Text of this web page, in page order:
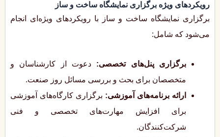
رویکردهای ویژه برگزاری نمایشگاه ساخت و ساز
برگزاری نمایشگاه ساخت و ساز با رویکردهای ویژه‌ای انجام
می‌شود که شامل:
برگزاری پنل‌های تخصصی: دعوت از کارشناسان و
متخصصان برای بحث و بررسی مسائل روز صنعت.
ارائه برنامه‌های آموزشی: برگزاری کارگاه‌های آموزشی
برای افزایش مهارت‌های تخصصی و فنی
شرکت‌کنندگان.